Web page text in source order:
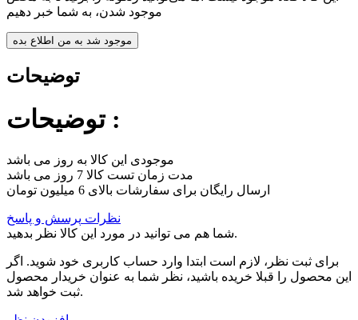
موجود شدن، به شما خبر دهیم
موجود شد به من اطلاع بده
توضیحات
توضیحات :
موجودی این کالا به روز می باشد
مدت زمان تست کالا 7 روز می باشد
ارسال رایگان برای سفارشات بالای 6 میلیون تومان
نظرات پرسش و پاسخ
شما هم می توانید در مورد این کالا نظر بدهید.
برای ثبت نظر، لازم است ابتدا وارد حساب کاربری خود شوید. اگر
این محصول را قبلا خریده باشید، نظر شما به عنوان خریدار محصول
ثبت خواهد شد.